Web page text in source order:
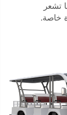
تشعر
خاصة.